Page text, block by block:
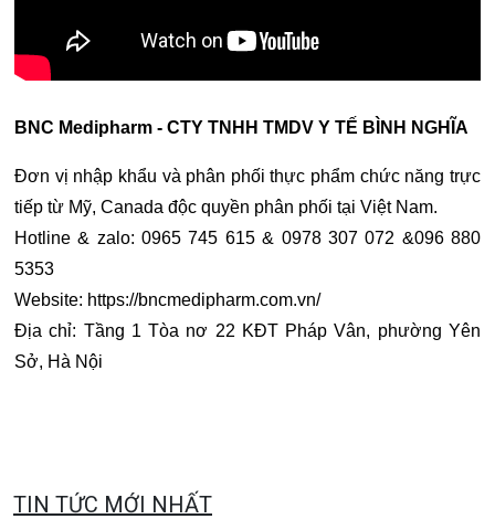
BNC Medipharm - CTY TNHH TMDV Y TẾ BÌNH NGHĨA
Đơn vị nhập khẩu và phân phối thực phẩm chức năng trực
tiếp từ Mỹ, Canada độc quyền phân phối tại Việt Nam.
Hotline & zalo: 0965 745 615 & 0978 307 072 &096 880
5353
Website: https://bncmedipharm.com.vn/
Địa chỉ: Tầng 1 Tòa nơ 22 KĐT Pháp Vân, phường Yên
Sở, Hà Nội
TIN TỨC MỚI NHẤT